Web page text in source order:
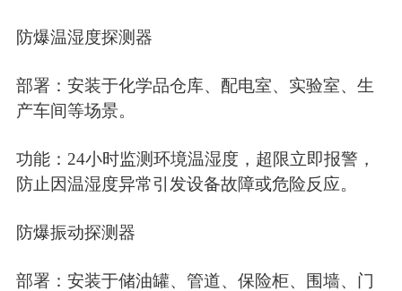
防爆温湿度探测器
部署：安装于化学品仓库、配电室、实验室、生
产车间等场景。
功能：24小时监测环境温湿度，超限立即报警，
防止因温湿度异常引发设备故障或危险反应。
防爆振动探测器
部署：安装于储油罐、管道、保险柜、围墙、门